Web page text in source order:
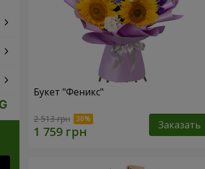
Букет "Феникс"
2 513 грн Заказать